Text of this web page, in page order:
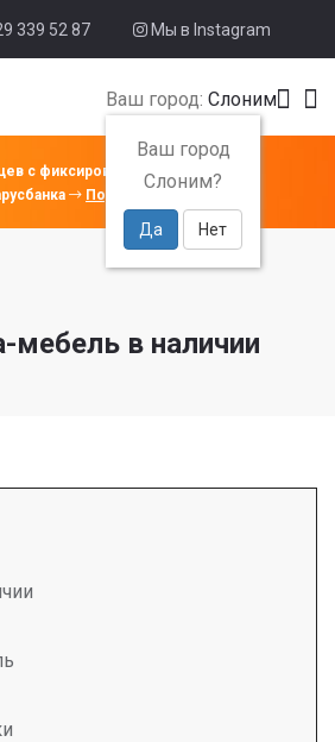
339 52 87 Мы в Instagram
Ваш город: Слоним
Ваш город
Слоним?
Да Нет
с фиксированной ставкой 4% от
Подробнее
мебель в наличии